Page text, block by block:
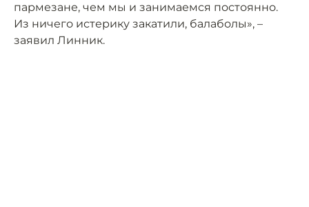
пармезане, чем мы и занимаемся постоянно.
Из ничего истерику закатили, балаболы», –
заявил Линник.